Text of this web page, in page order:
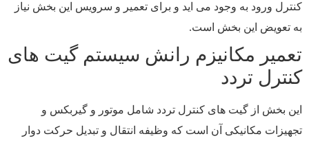
کنترل ورود به وجود می اید و برای تعمیر و سرویس این بخش نیاز
به تعویض این بخش است.
تعمیر مکانیزم رانش سیستم گیت های
کنترل تردد
این بخش از گیت های کنترل تردد شامل موتور و گیربکس و
تجهیزات مکانیکی آن است که وظیفه انتقال و تبدیل حرکت دوار